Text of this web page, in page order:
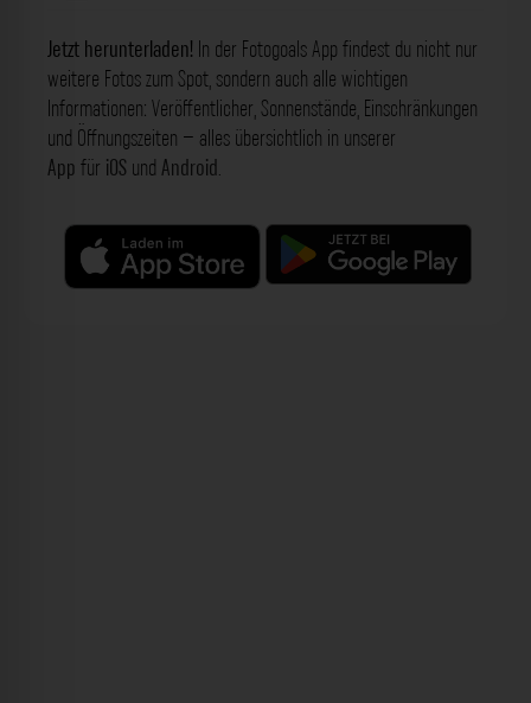
Jetzt herunterladen! In der Fotogoals App findest du nicht nur
weitere Fotos zum Spot, sondern auch alle wichtigen
Informationen: Veröffentlicher, Sonnenstände, Einschränkungen
und Öffnungszeiten – alles übersichtlich in unserer
App für iOS und Android.